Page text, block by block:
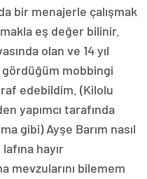
bir menajerle çalışmak
eş değer bilinir.
olan ve 14 yıl
gördüğüm mobbingi
edebildim. (Kilolu
yapımcı tarafında
gibi) Ayşe Barım nasıl
hayır
mevzularını bilemem